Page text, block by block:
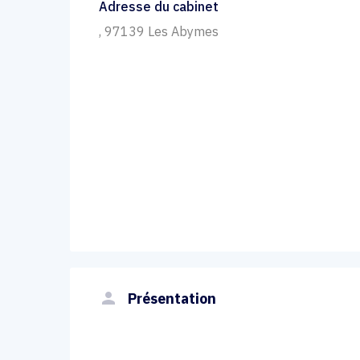
Adresse du cabinet
, 97139 Les Abymes
person Présentation